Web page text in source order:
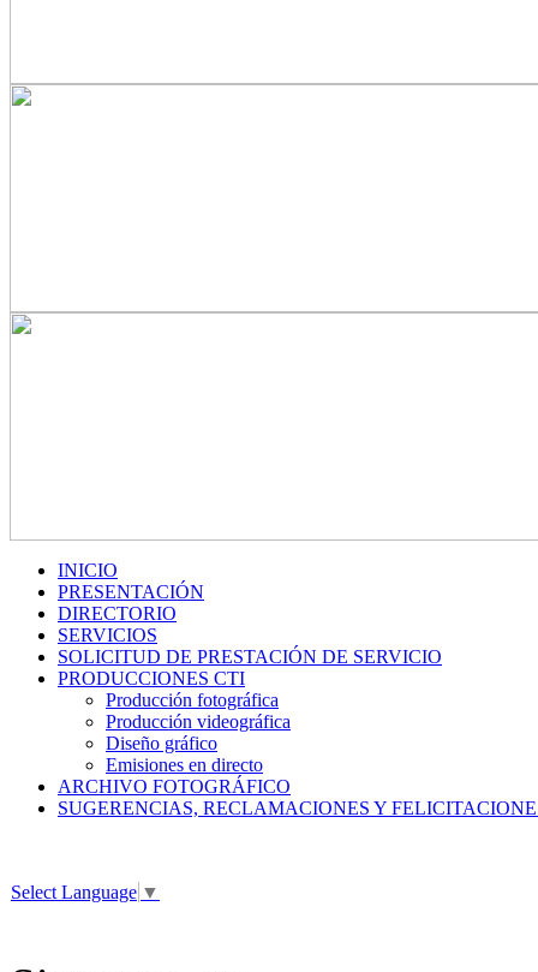
INICIO
PRESENTACIÓN
DIRECTORIO
SERVICIOS
SOLICITUD DE PRESTACIÓN DE SERVICIO
PRODUCCIONES CTI
Producción fotográfica
Producción videográfica
Diseño gráfico
Emisiones en directo
ARCHIVO FOTOGRÁFICO
SUGERENCIAS, RECLAMACIONES Y
Select Language ▼